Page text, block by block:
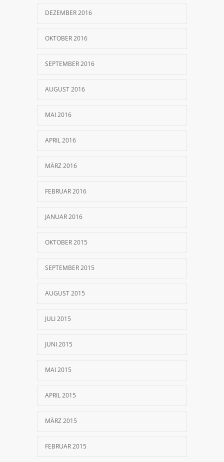
DEZEMBER 2016
OKTOBER 2016
SEPTEMBER 2016
AUGUST 2016
MAI 2016
APRIL 2016
MÄRZ 2016
FEBRUAR 2016
JANUAR 2016
OKTOBER 2015
SEPTEMBER 2015
AUGUST 2015
JULI 2015
JUNI 2015
MAI 2015
APRIL 2015
MÄRZ 2015
FEBRUAR 2015